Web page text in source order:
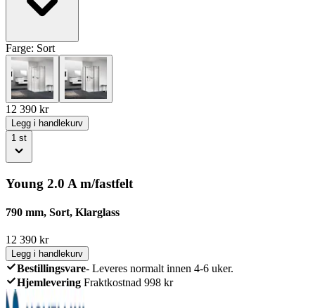
Farge: Sort
12 390 kr
Legg i handlekurv
1 st
Young 2.0 A m/fastfelt
790 mm, Sort, Klarglass
12 390 kr
Legg i handlekurv
Bestillingsvare- Leveres normalt innen 4-6 uker.
Hjemlevering Fraktkostnad 998 kr